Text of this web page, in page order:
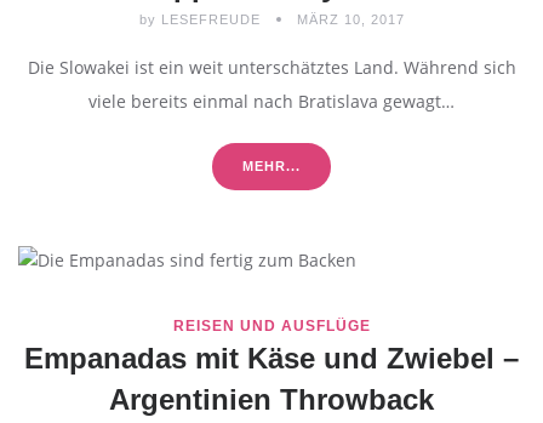
by LESEFREUDE MÄRZ 10, 2017
Die Slowakei ist ein weit unterschätztes Land. Während sich
viele bereits einmal nach Bratislava gewagt…
MEHR...
REISEN UND AUSFLÜGE
Empanadas mit Käse und Zwiebel –
Argentinien Throwback